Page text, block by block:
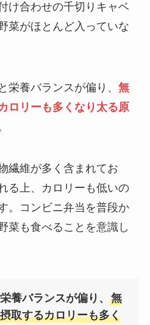
け合わせの千切りキャベ
菜がほとんど入っていな
栄養バランスが偏り、 無
ロリーも多くなり太る原
繊維が多く含まれてお
る上、カロリーも低いの
。コンビニ弁当を普段か
菜も食べることを意識し
養バランスが偏り、無
取するカロリーも多く